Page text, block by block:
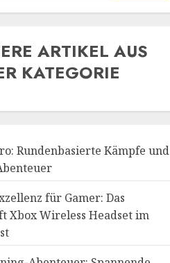
ARTIKEL AUS
KATEGORIE
Rundenbasierte Kämpfe und
für Gamer: Das
Xbox Wireless Headset im